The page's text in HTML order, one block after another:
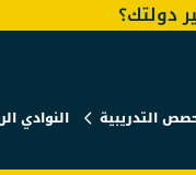
التدريبية النوادي
دولتك؟